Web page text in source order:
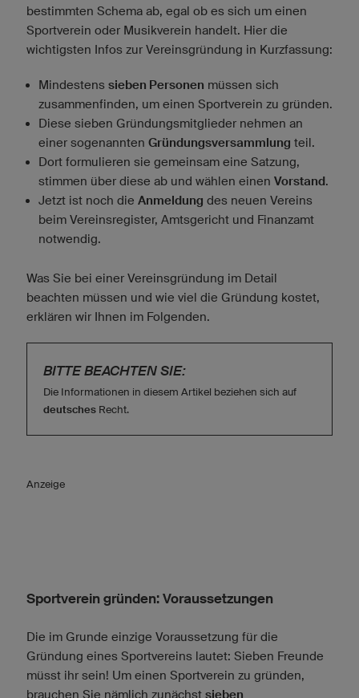
bestimmten Schema ab, egal ob es sich um einen
Sportverein oder Musikverein handelt. Hier die
wichtigsten Infos zur Vereinsgründung in Kurzfassung:
Mindestens sieben Personen müssen sich
zusammenfinden, um einen Sportverein zu gründen.
Diese sieben Gründungsmitglieder nehmen an
einer sogenannten Gründungsversammlung teil.
Dort formulieren sie gemeinsam eine Satzung,
stimmen über diese ab und wählen einen Vorstand.
Jetzt ist noch die Anmeldung des neuen Vereins
beim Vereinsregister, Amtsgericht und Finanzamt
notwendig.
Was Sie bei einer Vereinsgründung im Detail
beachten müssen und wie viel die Gründung kostet,
erklären wir Ihnen im Folgenden.
BITTE BEACHTEN SIE:
Die Informationen in diesem Artikel beziehen sich auf
deutsches Recht.
Anzeige
Sportverein gründen: Voraussetzungen
Die im Grunde einzige Voraussetzung für die
Gründung eines Sportvereins lautet: Sieben Freunde
müsst ihr sein! Um einen Sportverein zu gründen,
brauchen Sie nämlich zunächst sieben